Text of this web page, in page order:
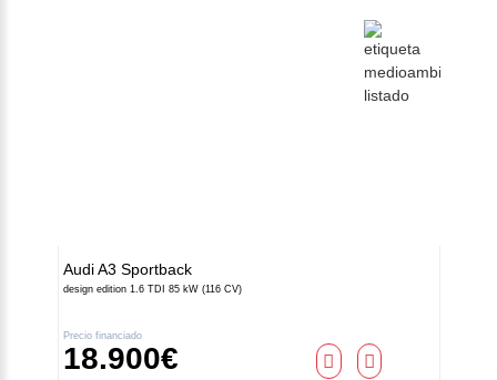
AudiA3 Sportback
design edition 1.6 TDI 85 kW (116 CV)
Precio financiado
18.900€